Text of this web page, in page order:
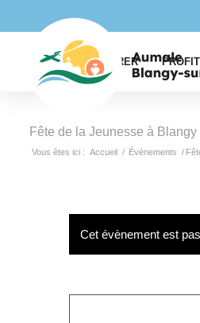
EXPLORER
Fête de la Jeunesse à Blangy
Vous êtes ici : Accueil / Évènements /
Cet évènement est